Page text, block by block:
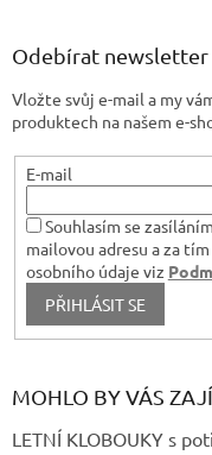
Odebírat newsletter
Vložte svůj e-mail a my
produktech na našem e-
E-mail
Souhlasím se
mailovou adresu a za
osobního údaje viz
PŘIHLÁSIT SE
MOHLO BY VÁS
LETNÍ KLOBOUKY s